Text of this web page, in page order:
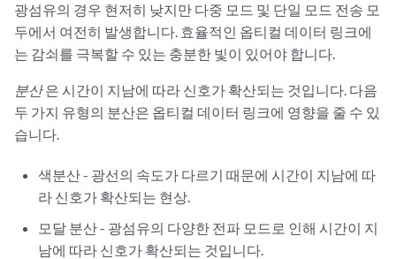
광섬유의 경우 현저히 낮지만 다중 모드 및 단일 모드 전송 모
두에서 여전히 발생합니다. 효율적인 옵티컬 데이터 링크에
는 감쇠를 극복할 수 있는 충분한 빛이 있어야 합니다.
분산은 시간이 지남에 따라 신호가 확산되는 것입니다. 다음
두 가지 유형의 분산은 옵티컬 데이터 링크에 영향을 줄 수 있
습니다.
색분산 - 광선의 속도가 다르기 때문에 시간이 지남에 따
라 신호가 확산되는 현상.
모달 분산 - 광섬유의 다양한 전파 모드로 인해 시간이 지
남에 따라 신호가 확산되는 것입니다.